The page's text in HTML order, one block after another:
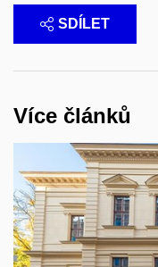
SDÍLET
Více článků